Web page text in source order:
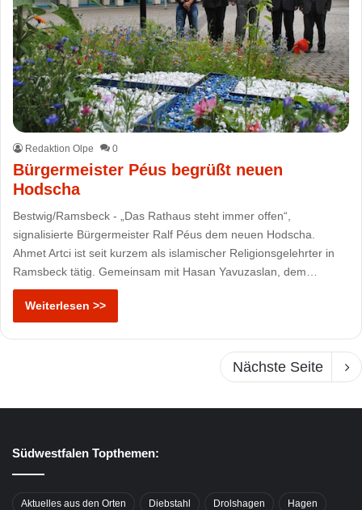
Redaktion Olpe 0
Bürgermeister Péus begrüßt neuen
Hodscha
Bestwig/Ramsbeck - „Das Rathaus steht immer offen“,
signalisierte Bürgermeister Ralf Péus dem neuen Hodscha.
Ahmet Artci ist seit kurzem als islamischer Religionsgelehrter in
Ramsbeck tätig. Gemeinsam mit Hasan Yavuzaslan, dem…
Weiterlesen >>
Nächste Seite
Südwestfalen Topthemen:
Aktuelles aus den Orten Diebstahl Drolshagen Hagen